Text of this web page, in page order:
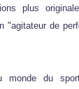
plus
"agitateur de
monde du